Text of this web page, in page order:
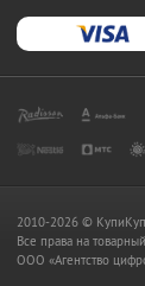
2010-2026 ©
Все права на
OOO «Агентство